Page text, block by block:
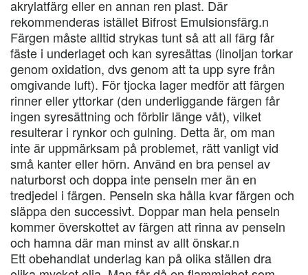
akrylatfärg eller en annan ren plast. Där
rekommenderas istället Bifrost Emulsionsfärg.n
Färgen måste alltid strykas tunt så att all färg får
fäste i underlaget och kan syresättas (linoljan torkar
genom oxidation, dvs genom att ta upp syre från
omgivande luft). För tjocka lager medför att färgen
rinner eller yttorkar (den underliggande färgen får
ingen syresättning och förblir länge våt), vilket
resulterar i rynkor och gulning. Detta är, om man
inte är uppmärksam på problemet, rätt vanligt vid
små kanter eller hörn. Använd en bra pensel av
naturborst och doppa inte penseln mer än en
tredjedel i färgen. Penseln ska hålla kvar färgen och
släppa den successivt. Doppar man hela penseln
kommer överskottet av färgen att rinna av penseln
och hamna där man minst av allt önskar.n
Ett obehandlat underlag kan på olika ställen dra